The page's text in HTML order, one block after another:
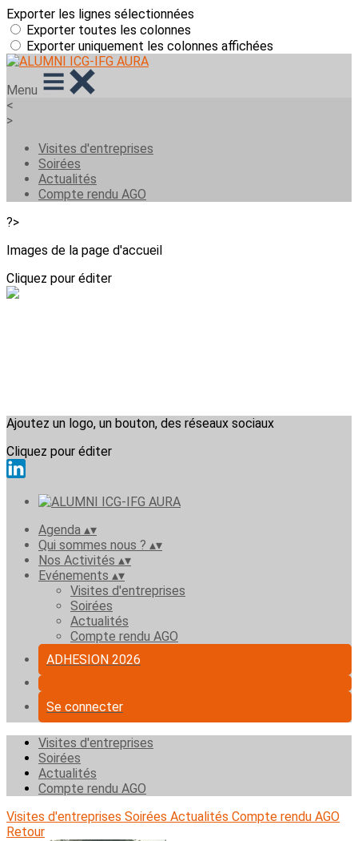
Exporter les lignes sélectionnées
Exporter toutes les colonnes
Exporter uniquement les colonnes affichées
Menu
<
>
Visites d'entreprises
Soirées
Actualités
Compte rendu AGO
?>
Images de la page d'accueil
Cliquez pour éditer
Ajoutez un logo, un bouton, des réseaux sociaux
Cliquez pour éditer
Agenda ▴▾
Qui sommes nous ? ▴▾
Nos Activités ▴▾
Evénements ▴▾
Visites d'entreprises
Soirées
Actualités
Compte rendu AGO
ADHESION 2026
Se connecter
Visites d'entreprises
Soirées
Actualités
Compte rendu AGO
Visites d'entreprises Soirées Actualités Compte rendu AGO
Retour